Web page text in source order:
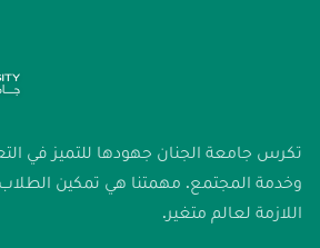
تكرس جامعة الجنان جهودها للتميز في
وخدمة المجتمع. مهمتنا هي تمكين
اللازمة لعالم متغير.